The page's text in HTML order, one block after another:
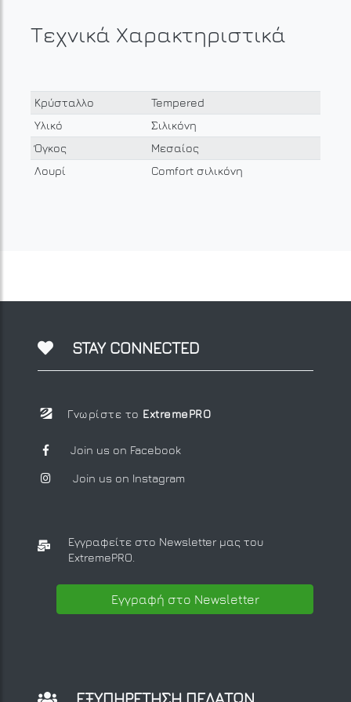
Τεχνικά Χαρακτηριστικά
Κρύσταλλο
Tempered
Υλικό
Σιλικόνη
Όγκος
Μεσαίος
Λουρί
Comfort σιλικόνη
STAY CONNECTED
Γνωρίστε το ExtremePRO
Join us on Facebook
Join us on Instagram
Εγγραφείτε στο Newsletter μας του
ExtremePRO.
Εγγραφή στο Newsletter
ΕΞΥΠΗΡΕΤΗΣΗ ΠΕΛΑΤΩΝ